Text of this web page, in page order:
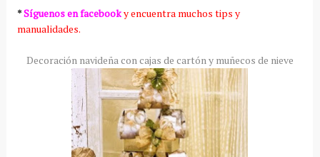
*Síguenos en facebooky encuentra muchos tips y
manualidades.
Decoración navideña con cajas de cartón y muñecos de nieve